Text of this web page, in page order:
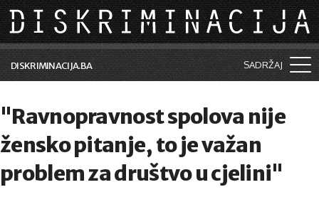
Skip to main content
DISKRIMINACIJA.BA SADRŽAJ
Vijesti i događaji
Aktuelne teme
Kolumne
"Ravnopravnost spolova nije
žensko pitanje, to je važan
problem za društvo u cjelini"